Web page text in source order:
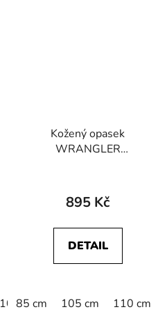
100 cm 105 cm 110 cm
Kožený opasek
WRANGLER
Black
895 Kč
DETAIL
85 cm 105 cm 110 cm